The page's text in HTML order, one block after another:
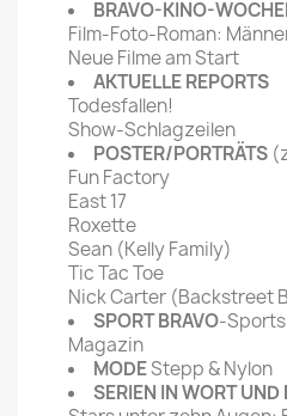
BRAVO-KINO-
Film-Foto-Roman:
Neue Filme am Start
AKTUELLE REPORTS
Todesfallen!
Show-Schlagzeilen
POSTER/PORTRÄTS
Fun Factory
East 17
Roxette
Sean (Kelly Family)
Tic Tac Toe
Nick Carter (Backstreet
SPORT BRAVO-
Magazin
MODEStepp & Nylon
SERIEN IN WORT UND